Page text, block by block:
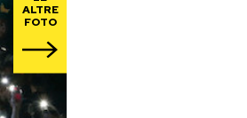
ALTRE
FOTO